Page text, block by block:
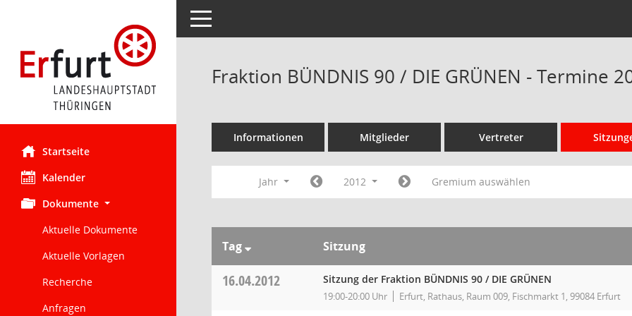
Startseite
Kalender
Dokumente
Aktuelle Dokumente
Aktuelle Vorlagen
Recherche
Anfragen
Toggle navigation
Fraktion BÜNDNIS 90 / DIE GRÜNEN - Termine
Informationen Mitglieder Vertreter
Jahr 2012 Gremium auswählen
Tag Sitzung
16.04.2012 Sitzung der Fraktion BÜNDNIS 90 / DIE GRÜNEN
19:00-20:00 Uhr Erfurt, Rathaus, Raum 009, Fischmarkt 1, 99084 Erfurt